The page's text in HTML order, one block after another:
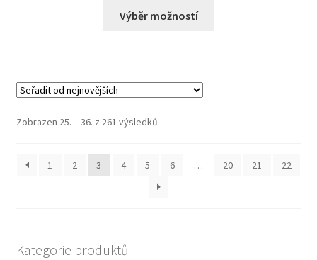
Výběr možností
Zobrazen 25. – 36. z 261 výsledků
1 2 3 4 5 6 … 20 21 22
Kategorie produktů